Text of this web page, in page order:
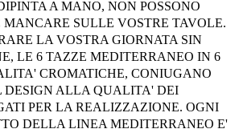
A MANO, NON POSSONO
SULLE VOSTRE TAVOLE.
LA VOSTRA GIORNATA SIN
LE 6 TAZZE MEDITERRANEO IN 6
CROMATICHE, CONIUGANO
DESIGN ALLA QUALITA' DEI
PER LA REALIZZAZIONE. OGNI
DELLA LINEA MEDITERRANEO E'